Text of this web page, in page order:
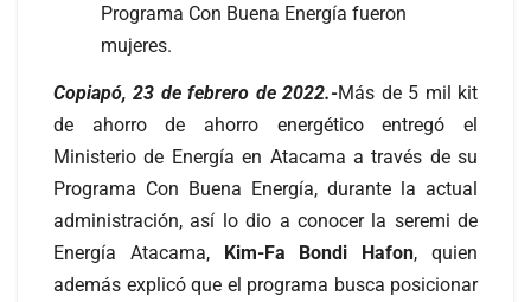
Programa Con Buena Energía fueron
mujeres.
Copiapó, 23 de febrero de 2022.-Más de 5 mil kit
de ahorro de ahorro energético entregó el
Ministerio de Energía en Atacama a través de su
Programa Con Buena Energía, durante la actual
administración, así lo dio a conocer la seremi de
Energía Atacama, Kim-Fa Bondi Hafon, quien
además explicó que el programa busca posicionar